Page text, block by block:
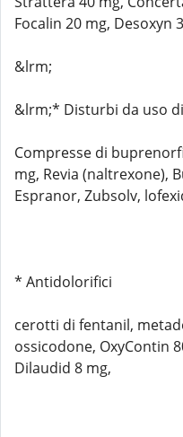
Focalin 20 mg, Desoxyn
&lrm;
&lrm;* Disturbi da uso
Compresse di
mg, Revia (naltrexone),
Espranor, Zubsolv,
* Antidolorifici
cerotti di fentanil,
ossicodone, OxyContin
Dilaudid 8 mg,